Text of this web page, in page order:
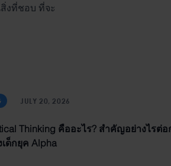
งที่ชอบ ที่จะ
JULY 20, 2026
Thinking คืออะไร? สำคัญอย่างไรต่อ
เด็กยุค Alpha